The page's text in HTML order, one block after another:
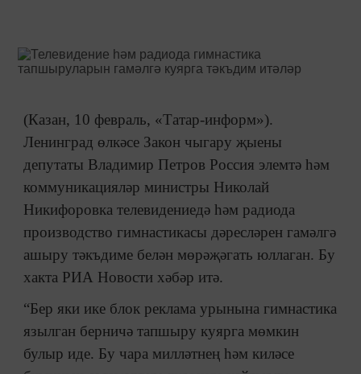
(Казан, 10 февраль, «Татар-информ»).
Ленинград өлкәсе Закон чыгару җыены
депутаты Владимир Петров Россия элемтә һәм
коммуникацияләр министры Николай
Никифоровка телевидениедә һәм радиода
производство гимнастикасы дәресләрен гамәлгә
ашыру тәкъдиме белән мөрәҗәгать юллаган. Бу
хакта РИА Новости хәбәр итә.
“Бер яки ике блок реклама урынына гимнастика
язылган берничә тапшыру куярга мөмкин
булыр иде. Бу чара милләтнең һәм киләсе